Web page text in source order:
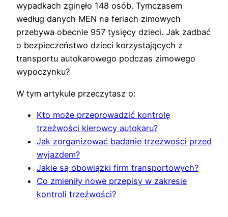
wypadkach zginęło 148 osób. Tymczasem
według danych MEN na feriach zimowych
przebywa obecnie 957 tysięcy dzieci. Jak zadbać
o bezpieczeństwo dzieci korzystających z
transportu autokarowego podczas zimowego
wypoczynku?
W tym artykule przeczytasz o:
Kto może przeprowadzić kontrolę
trzeźwości kierowcy autokaru?
Jak zorganizować badanie trzeźwości przed
wyjazdem?
Jakie są obowiązki firm transportowych?
Co zmieniły nowe przepisy w zakresie
kontroli trzeźwości?